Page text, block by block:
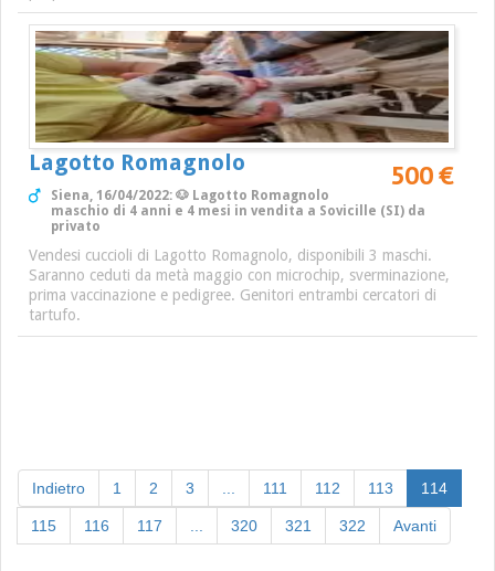
Lagotto Romagnolo 500 €
Siena, 16/04/2022: 🐶 Lagotto Romagnolo
maschio di 4 anni e 4 mesi in vendita a Sovicille (SI) da
privato
Vendesi cuccioli di Lagotto Romagnolo, disponibili 3 maschi.
Saranno ceduti da metà maggio con microchip, sverminazione,
prima vaccinazione e pedigree. Genitori entrambi cercatori di
tartufo.
Indietro 1 2 3 111 112 113 114
115 116 117 320 321 322 Avanti